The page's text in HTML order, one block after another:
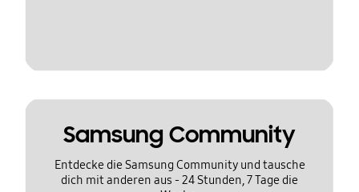
Samsung Community
Entdecke die Samsung Community und tausche
dich mit anderen aus - 24 Stunden, 7 Tage die